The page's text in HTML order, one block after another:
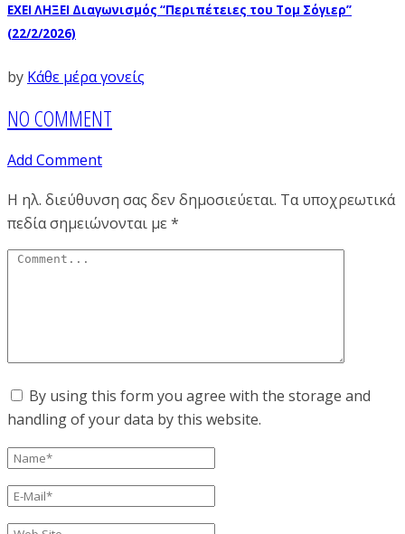
ΕΧΕΙ ΛΗΞΕΙ Διαγωνισμός “Περιπέτειες του Τομ Σόγιερ”
(22/2/2026)
by Κάθε μέρα γονείς
NO COMMENT
Add Comment
Η ηλ. διεύθυνση σας δεν δημοσιεύεται. Τα υποχρεωτικά
πεδία σημειώνονται με*
By using this form you agree with the storage and
handling of your data by this website.